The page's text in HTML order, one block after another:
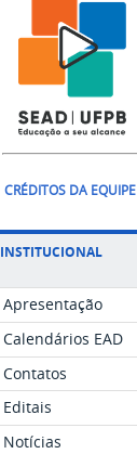
CRÉDITOS DA EQUIPE
INSTITUCIONAL
Apresentação
Calendários EAD
Contatos
Editais
Notícias